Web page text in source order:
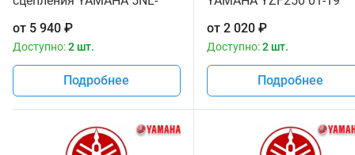
00
от 5 940 ₽
Доступно:2 шт.
Подробнее
16325-00-00
от 2 020₽
Доступно:2 шт.
Подробнее